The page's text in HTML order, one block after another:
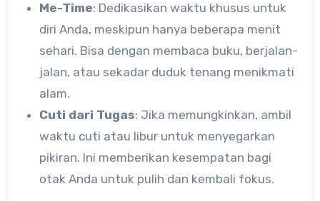
Me-Time: Dedikasikan waktu khusus untuk
diri Anda, meskipun hanya beberapa menit
sehari. Bisa dengan membaca buku, berjalan-
jalan, atau sekadar duduk tenang menikmati
alam.
Cuti dari Tugas: Jika memungkinkan, ambil
waktu cuti atau libur untuk menyegarkan
pikiran. Ini memberikan kesempatan bagi
otak Anda untuk pulih dan kembali fokus.